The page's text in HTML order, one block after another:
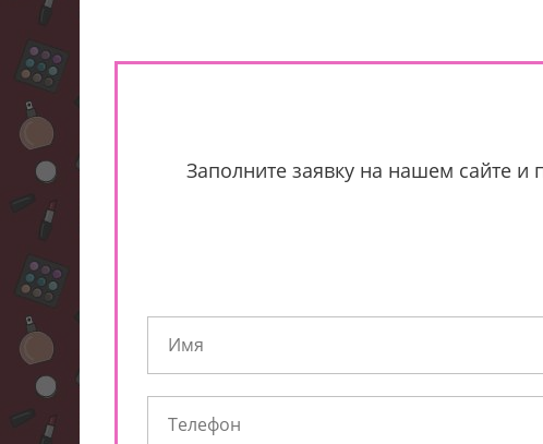
Заполните заявку на нашем сайте и